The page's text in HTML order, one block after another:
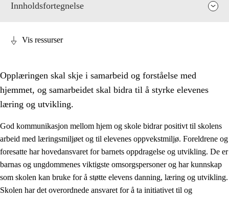
Innholdsfortegnelse
Vis ressurser
Opplæringen skal skje i samarbeid og forståelse med
hjemmet, og samarbeidet skal bidra til å styrke elevenes
læring og utvikling.
God kommunikasjon mellom hjem og skole bidrar positivt til skolens
arbeid med læringsmiljøet og til elevenes oppvekstmiljø. Foreldrene og
foresatte har hovedansvaret for barnets oppdragelse og utvikling. De er
barnas og ungdommenes viktigste omsorgspersoner og har kunnskap
som skolen kan bruke for å støtte elevens danning, læring og utvikling.
Skolen har det overordnede ansvaret for å ta initiativet til og